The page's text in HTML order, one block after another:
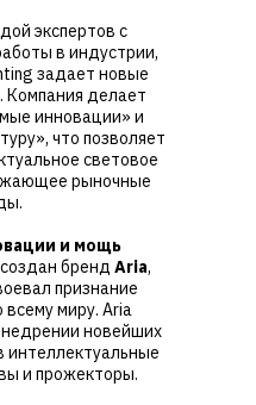
экспертов с
в индустрии,
задает новые
Компания делает
инновации» и
что позволяет
световое
рыночные
и мощь
бренд Aria,
признание
миру. Aria
новейших
интеллектуальные
и прожекторы.